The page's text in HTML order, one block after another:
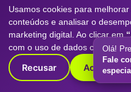
(Retorno sobre o
O PASSO A
Trabalhar com a Digitall
simples e eficaz:
Usamos cookies para
conteúdos e analisar o
marketing digital. Ao clicar em
com o uso de dados conforme
Recusar Aceitar
Olá!
Fale